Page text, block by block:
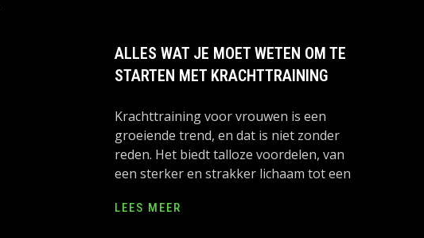
ALLES WAT JE MOET WETEN OM TE
STARTEN MET KRACHTTRAINING
Krachttraining voor vrouwen is een
groeiende trend, en dat is niet zonder
reden. Het biedt talloze voordelen, van
een sterker en strakker lichaam tot een
LEES MEER